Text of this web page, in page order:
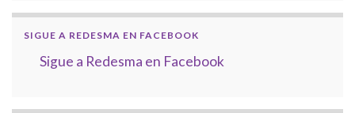
SIGUE A REDESMA EN FACEBOOK
Sigue a Redesma en Facebook